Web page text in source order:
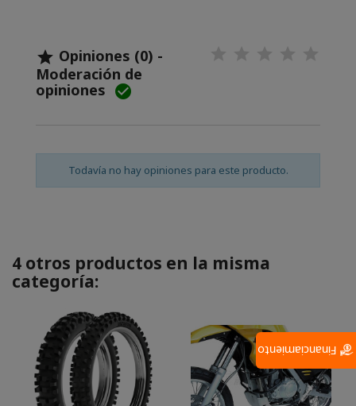
 Opiniones (0) -
Moderación de
opiniones 
Todavía no hay opiniones para este producto.
4 otros productos en la misma
categoría:
Financiamiento